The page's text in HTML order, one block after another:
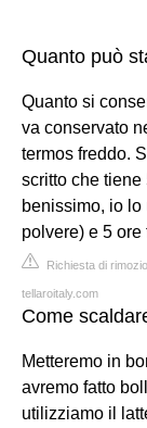
Quanto può
Quanto si
va conservato
termos freddo.
scritto che
benissimo, io
polvere) e 5 ore
Richiesta di
tellaroitaly.com
Come
Metteremo in
avremo fatto
utilizziamo il